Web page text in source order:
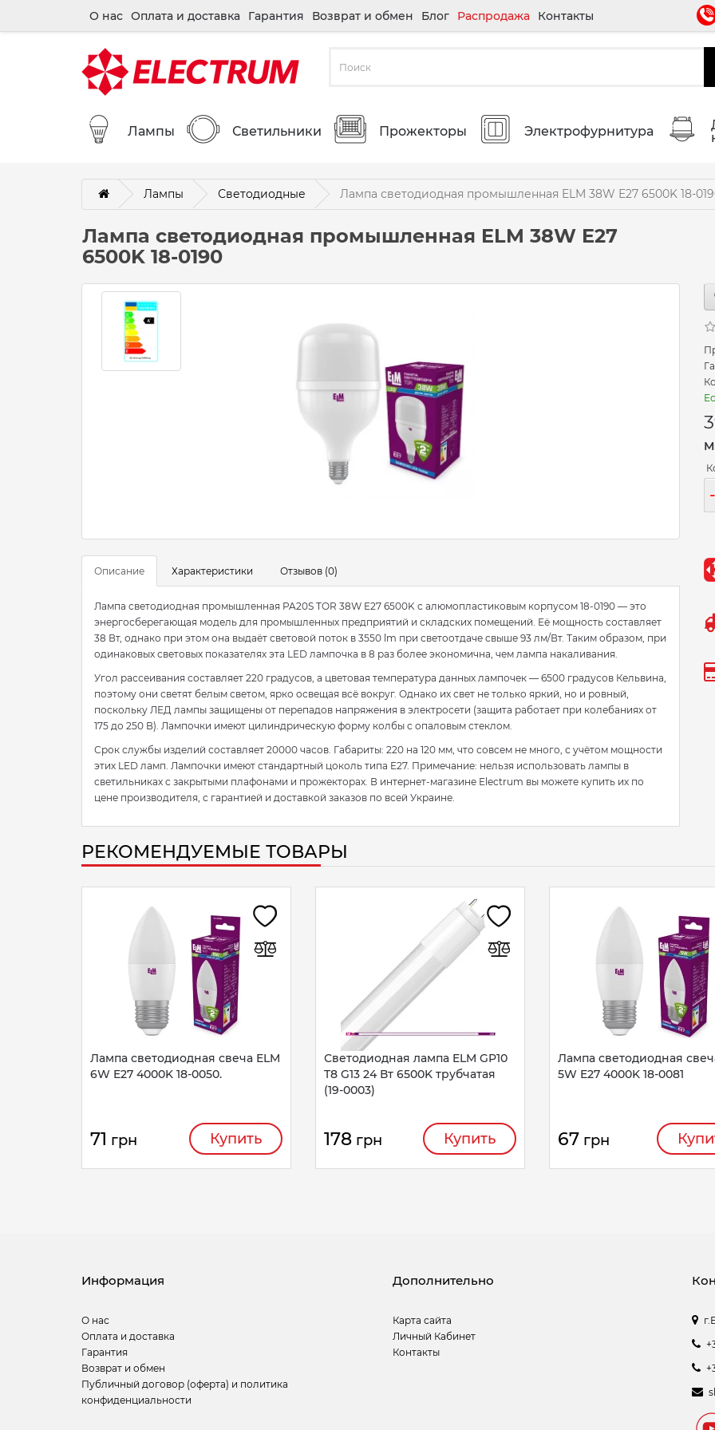
О нас Оплата и доставка Гарантия Возврат и обмен Блог Распродажа Контакты
Лампы Светильники Прожекторы Электрофурнитура
Лампы Светодиодные Лампа светодиодная промышленная ELM 38W E27 6500K 18-
Лампа светодиодная промышленная ELM 38W E27
6500K 18-0190
Описание Характеристики Отзывов (0)
Лампа светодиодная промышленная PA20S TOR 38W E27 6500K с алюмопластиковым корпусом 18-0190 — это
энергосберегающая модель для промышленных предприятий и складских помещений. Её мощность составляет
38 Вт, однако при этом она выдаёт световой поток в 3550 lm при светоотдаче свыше 93 лм/Вт. Таким образом, при
одинаковых световых показателях эта LED лампочка в 8 раз более экономична, чем лампа накаливания.
Угол рассеивания составляет 220 градусов, а цветовая температура данных лампочек — 6500 градусов Кельвина,
поэтому они светят белым светом, ярко освещая всё вокруг. Однако их свет не только яркий, но и ровный,
поскольку ЛЕД лампы защищены от перепадов напряжения в электросети (защита работает при колебаниях от
175 до 250 В). Лампочки имеют цилиндрическую форму колбы с опаловым стеклом.
Срок службы изделий составляет 20000 часов. Габариты: 220 на 120 мм, что совсем не много, с учётом мощности
этих LED ламп. Лампочки имеют стандартный цоколь типа E27. Примечание: нельзя использовать лампы в
светильниках с закрытыми плафонами и прожекторах. В интернет-магазине Electrum вы можете купить их по
цене производителя, с гарантией и доставкой заказов по всей Украине.
-
РЕКОМЕНДУЕМЫЕ ТОВАРЫ
Лампа светодиодная свеча ELM
6W E27 4000K 18-0050.
71 грн Купить
Светодиодная лампа ELM GP10
T8 G13 24 Вт 6500K трубчатая
(19-0003)
178 грн Купить
Лампа светодиодная
5W E27 4000K 18-0081
67 грн
Информация
О нас
Оплата и доставка
Гарантия
Возврат и обмен
Публичный договор (оферта) и политика
конфиденциальности
Дополнительно
Карта сайта
Личный Кабинет
Контакты